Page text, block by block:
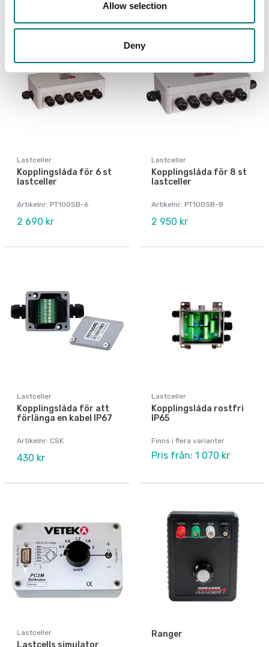
Allow selection
Deny
Lastceller
Kopplingslåda för 6 st
lastceller
Artikelnr: PT100SB-6
2 690 kr
Lastceller
Kopplingslåda för 8 st
lastceller
Artikelnr: PT100SB-8
2 950 kr
Lastceller
Kopplingslåda för att
förlänga en kabel IP67
Artikelnr: CSK
430 kr
Lastceller
Kopplingslåda rostfri
IP65
Finns i flera varianter
Pris från: 1 070 kr
Lastceller Ranger